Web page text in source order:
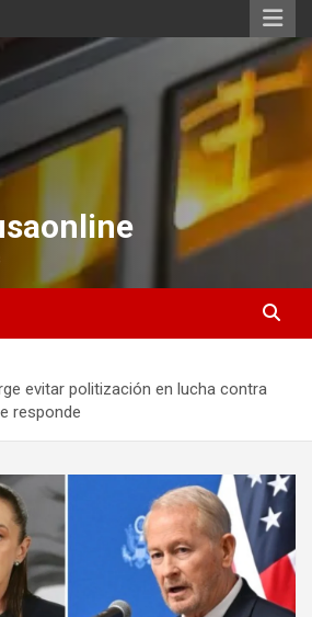
evitar politización en lucha contra
responde